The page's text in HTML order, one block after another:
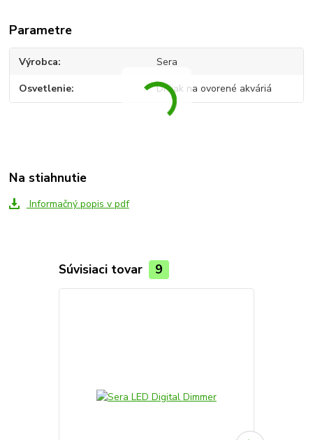
Parametre
Výrobca Sera
Osvetlenie Držiak na ovorené akváriá
Na stiahnutie
Informačný popis v pdf
Súvisiaci tovar 9